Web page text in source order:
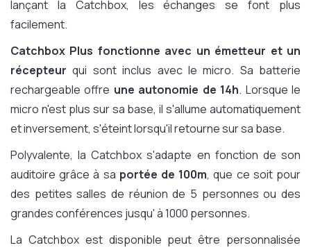
lançant la Catchbox, les échanges se font plus
facilement.
Catchbox Plus fonctionne avec un émetteur et un
récepteurqui sont inclus avec le micro. Sa batterie
rechargeable offre une autonomie de 14h. Lorsque le
micro n'est plus sur sa base, il s'allume automatiquement
et inversement, s'éteint lorsqu'il retourne sur sa base.
Polyvalente, la Catchbox s'adapte en fonction de son
auditoire grâce à sa portée de 100m, que ce soit pour
des petites salles de réunion de 5 personnes ou des
grandes conférences jusqu' à 1000 personnes.
La Catchbox est disponible peut être personnalisée